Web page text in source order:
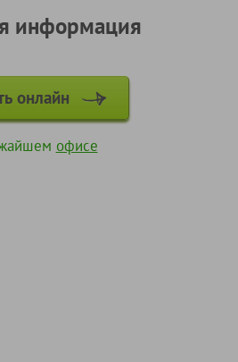
информация
онлайн
офисе